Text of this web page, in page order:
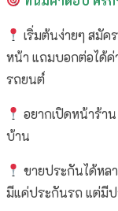
เริ่มต้นง่ายๆ สมัค
หน้า แถมบอกต่อได้ค่
รถยนต์
อยากเปิดหน้าร้า
บ้าน
ขายประกันได้หล
มีแค่ประกันรถ แต่มี